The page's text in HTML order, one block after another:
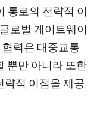
통로의 전략적 이
로벌 게이트웨이
력은 대중교통
뿐만 아니라 또한
적 이점을 제공